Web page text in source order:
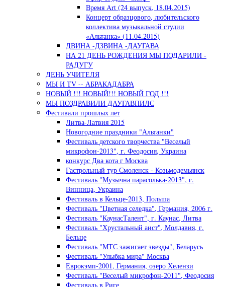
Время Art (24 выпуск, 18.04.2015)
Концерт образцового, любительского
коллектива музыкальной студии
«Альтанка» (11.04.2015)
ДВИНА -ДЗВИНА -ДАУГАВА
НА 21 ДЕНЬ РОЖДЕНИЯ МЫ ПОДАРИЛИ -
РАДУГУ
ДЕНЬ УЧИТЕЛЯ
МЫ И TV -- АБРАКАДАБРА
НОВЫЙ !!! НОВЫЙ!!! НОВЫЙ ГОД !!!
МЫ ПОЗДРАВИЛИ ДАУГАВПИЛС
Фестивали прошлых лет
Литва-Латвия 2015
Новогодние праздники "Альтанки"
Фестиваль детского творчества "Веселый
микрофон-2013", г. Феодосия, Украина
конкурс Два кота г Москва
Гастрольный тур Смоленск - Козьмодемьянск
Фестиваль "Музычна парасолька-2013", г.
Винница, Украина
Фестиваль в Кельце-2013, Польша
Фестиваль "Цветная селедка", Германия, 2006 г.
Фестиваль "КаунасТалент", г. Каунас, Литва
Фестиваль "Хрустальный аист", Молдавия, г.
Бельце
Фестиваль "МТС зажигает звезды", Беларусь
Фестиваль "Улыбка мира" Москва
Еврокэмп-2001, Германия, озеро Хелензи
Фестиваль "Веселый микрофон-2011", Феодосия
Фестиваль в Риге